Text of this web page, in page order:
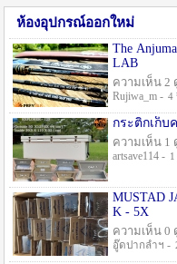
ห้องอุปกรณ์ออกใหม่
The
LAB
ความเห็น 2
Rujiwa_m - 4
กระติกเก็บ
ความเห็น 1
artsave114 - 1
MUSTAD
K - 5X
ความเห็น 0
อู๊ดปากลำฯ -